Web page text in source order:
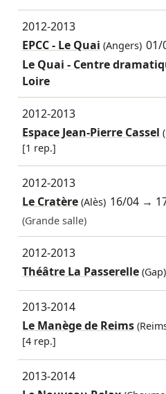
2012-2013
EPCC - Le Quai (Angers) 01/
Le Quai - Centre
Loire
2012-2013
Espace Jean-Pierre Cassel
[1 rep.]
2012-2013
Le Cratère(Alès) 16/04 →
(Grande salle)
2012-2013
Théâtre La Passerelle(Gap)
2013-2014
Le Manège de Reims
[4 rep.]
2013-2014